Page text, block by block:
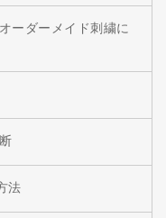
ーダーメイド刺繍に
法